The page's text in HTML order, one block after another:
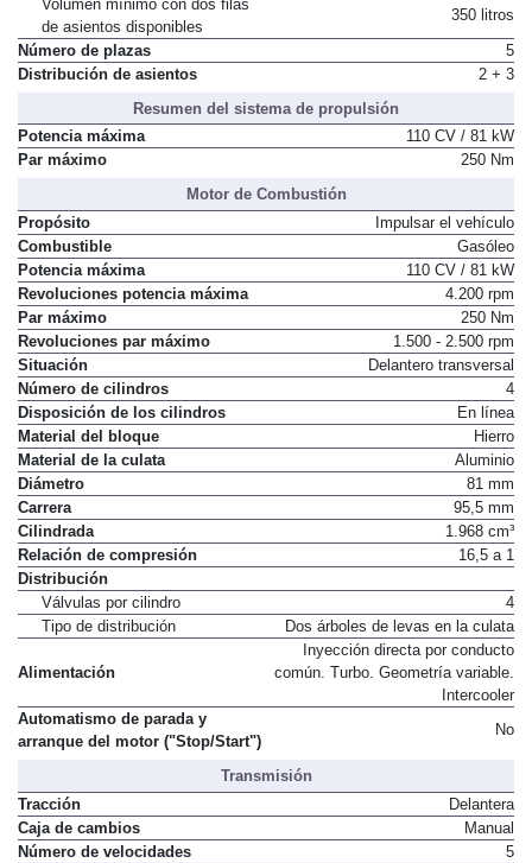
Volumen mínimo con dos filas
de asientos disponibles
350 litros
Número de plazas
5
Distribución de asientos
2 + 3
Resumen del sistema de propulsión
Potencia máxima
110 CV / 81 kW
Par máximo
250 Nm
Motor de Combustión
Propósito
Impulsar el vehículo
Combustible
Gasóleo
Potencia máxima
110 CV / 81 kW
Revoluciones potencia máxima
4.200 rpm
Par máximo
250 Nm
Revoluciones par máximo
1.500 - 2.500 rpm
Situación
Delantero transversal
Número de cilindros
4
Disposición de los cilindros
En línea
Material del bloque
Hierro
Material de la culata
Aluminio
Diámetro
81 mm
Carrera
95,5 mm
Cilindrada
1.968 cm³
Relación de compresión
16,5 a 1
Distribución
Válvulas por cilindro
4
Tipo de distribución
Dos árboles de levas en la culata
Alimentación
Inyección directa por conducto
común. Turbo. Geometría variable.
Intercooler
Automatismo de parada y
arranque del motor ("Stop/Start")
No
Transmisión
Tracción
Delantera
Caja de cambios
Manual
Número de velocidades
5